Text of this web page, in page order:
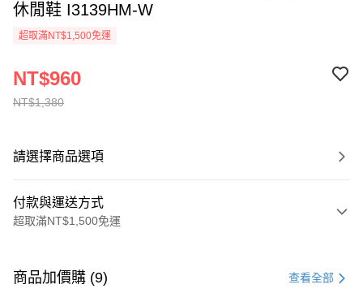
休閒鞋 I3139HM-W
超取滿NT$1,500免運
NT$1,380
NT$960
請選擇商品選項
付款與運送方式
超取滿NT$1,500免運
信用卡一次付款
商品加價購 (9) 查看全部